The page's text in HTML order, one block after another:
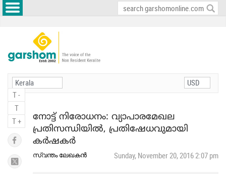
T -
T
T +
നോട്ട് നിരോധനം: വ്യാപാരമേഖല
പ്രതിസന്ധിയില്‍, പ്രതിഷേധവുമായി
കര്‍ഷകര്‍
സ്വന്തം ലേഖകന്‍ Sunday, November 20, 2016 2:07 pm